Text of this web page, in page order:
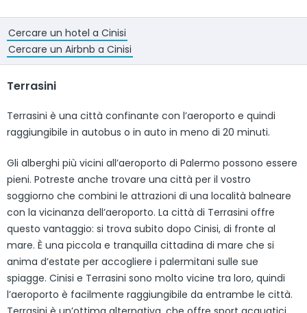
Cercare un hotel a Cinisi
Cercare un Airbnb a Cinisi
Terrasini
Terrasini è una città confinante con l’aeroporto e quindi
raggiungibile in autobus o in auto in meno di 20 minuti.
Gli alberghi più vicini all’aeroporto di Palermo possono essere
pieni. Potreste anche trovare una città per il vostro
soggiorno che combini le attrazioni di una località balneare
con la vicinanza dell’aeroporto. La città di Terrasini offre
questo vantaggio: si trova subito dopo Cinisi, di fronte al
mare. È una piccola e tranquilla cittadina di mare che si
anima d’estate per accogliere i palermitani sulle sue
spiagge. Cinisi e Terrasini sono molto vicine tra loro, quindi
l’aeroporto è facilmente raggiungibile da entrambe le città.